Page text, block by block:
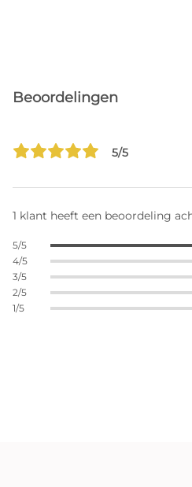
Beoordelingen
5/5
1 klant heeft een beoordeling
5/5
4/5
3/5
2/5
1/5